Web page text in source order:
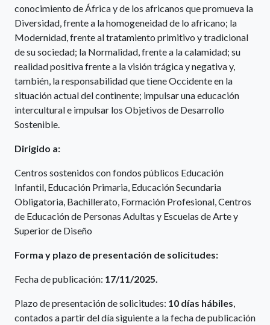
conocimiento de África y de los africanos que promueva la
Diversidad, frente a la homogeneidad de lo africano; la
Modernidad, frente al tratamiento primitivo y tradicional
de su sociedad; la Normalidad, frente a la calamidad; su
realidad positiva frente a la visión trágica y negativa y,
también, la responsabilidad que tiene Occidente en la
situación actual del continente; impulsar una educación
intercultural e impulsar los Objetivos de Desarrollo
Sostenible.
Dirigido a:
Centros sostenidos con fondos públicos Educación
Infantil, Educación Primaria, Educación Secundaria
Obligatoria, Bachillerato, Formación Profesional, Centros
de Educación de Personas Adultas y Escuelas de Arte y
Superior de Diseño
Forma y plazo de presentación de solicitudes:
Fecha de publicación: 17/11/2025.
Plazo de presentación de solicitudes: 10 días hábiles,
contados a partir del día siguiente a la fecha de publicación